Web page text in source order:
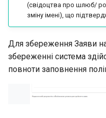
(свідоцтва про шлюб/
зміну імені), що
Для збереження Заяви
збереженні система
повноти заповнення